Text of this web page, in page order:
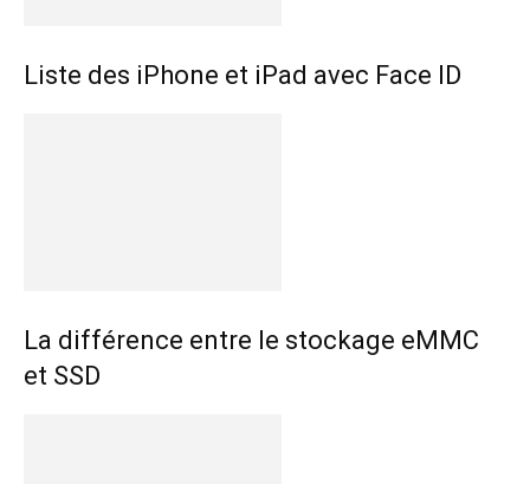
Liste des iPhone et iPad avec Face ID
La différence entre le stockage eMMC
et SSD